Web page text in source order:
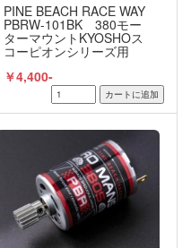
PINE BEACH RACE WAY
PBRW-101BK 380モー
ターマウントKYOSHOス
コーピオンシリーズ用
￥4,400-